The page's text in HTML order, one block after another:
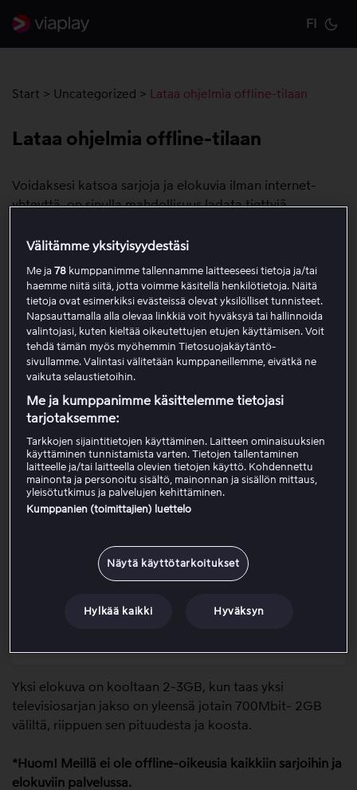
FI
Start > Uncategorized > Lataa ohjelmia offline-tilaan
Lataa ohjelmia offline-tilaan
Voidaksesi katsoa sarjoja ja elokuvia ilman internet-
yhteyttä, on sinulla mahdollisuus ladata tiettyjä
uudempi) / Android. Tällä hetkellä
PC/Mac, Apple TV tai Smart TV. Lataamasi ohjelmat
tallennetaan laitteen sisäiseen muistiin.
Urheilulähetykset eivät ole saatavilla offline-tilaan.
*Huomaathan, että jos sinulla on mainoksia sisältävä
paketti, et voi ladata elokuvia ja sarjoja, eikä offline-tila
ole käytettävissä kaikille ohjelmille. Voit kuitenkin
edelleen ladata vuokraamasi ja ostamasi elokuvat
offline-tilaan.
Kuinka lataan ohjelmia laitteellani?
Lataa vuokra/ostoelokuvia
Yksi elokuva on kooltaan 2-3GB, kun taas yksi
televisiosarjan jakso on yleensä jotain 700Mbit- 2GB
väliltä, riippuen sen pituudesta ja koosta.
*Huom! Meillä ei ole offline-oikeusia kaikkiin sarjoihin ja
elokuviin palvelussa.
Välitämme yksityisyydestäsi
Me ja78 kumppanimme tallennamme laitteeseesi tietoja ja/tai
haemme niitä siitä, jotta voimme käsitellä henkilötietoja. Näitä
tietoja ovat esimerkiksi evästeissä olevat yksilölliset tunnisteet.
Napsauttamalla alla olevaa linkkiä voit hyväksyä tai hallinnoida
valintojasi, kuten kieltää oikeutettujen etujen käyttämisen. Voit
tehdä tämän myös myöhemmin Tietosuojakäytäntö-
sivullamme. Valintasi välitetään kumppaneillemme, eivätkä ne
vaikuta selaustietoihin.
Me ja kumppanimme käsittelemme tietojasi
tarjotaksemme:
Tarkkojen sijaintitietojen käyttäminen. Laitteen ominaisuuksien
käyttäminen tunnistamista varten. Tietojen tallentaminen
laitteelle ja/tai laitteella olevien tietojen käyttö. Kohdennettu
mainonta ja personoitu sisältö, mainonnan ja sisällön mittaus,
yleisötutkimus ja palvelujen kehittäminen.
Kumppanien (toimittajien) luettelo
Näytä käyttötarkoitukset
Hylkää kaikki Hyväksyn